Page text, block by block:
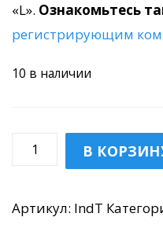
«L». Ознакомьтесь
регистрирующим
10 в наличии
Количество
уровня
В
Артикул: IndT